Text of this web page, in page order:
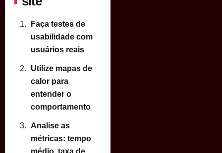
Faça testes de
usabilidade com
usuários reais
Utilize mapas de
calor para
entender o
comportamento
Analise as
métricas: tempo
médio, taxa de